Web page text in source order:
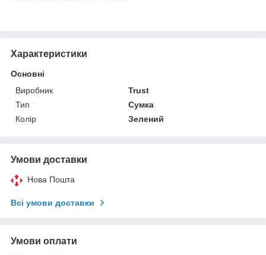
Характеристики
Основні
Виробник
Trust
Тип
Сумка
Колір
Зелений
Умови доставки
Нова Пошта
Всі умови доставки
Умови оплати